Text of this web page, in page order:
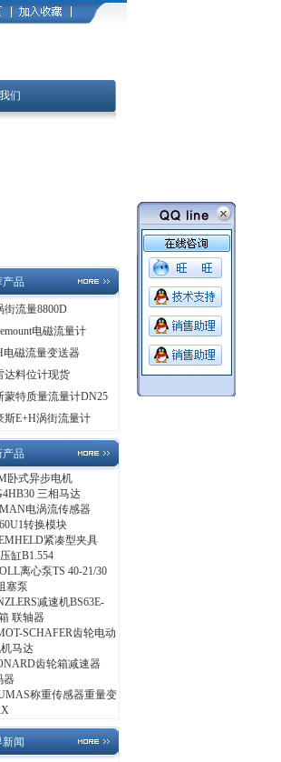
们
产品
街流量8800D
电磁流量计
电磁流量变送器
达料位计现货
蒙特质量流量计DN25
斯E+H涡街流量计
产品
卧式异步电机
三相马达
电涡流传感器
转换模块
紧凑型夹具
缸B1.554
离心泵TS 40-21/30
塞泵
减速机BS63E-
联轴器
SCHAFER齿轮电动
马达
齿轮箱减速器
器
称重传感器重量变
闻